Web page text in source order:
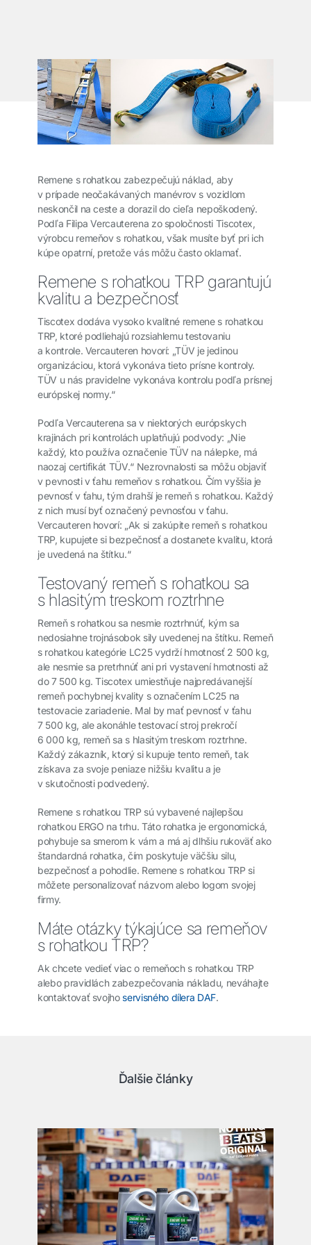
Remene s rohatkou zabezpečujú náklad, aby
v prípade neočakávaných manévrov s vozidlom
neskončil na ceste a dorazil do cieľa nepoškodený.
Podľa Filipa Vercauterena zo spoločnosti Tiscotex,
výrobcu remeňov s rohatkou, však musíte byť pri ich
kúpe opatrní, pretože vás môžu často oklamať.
Remene s rohatkou TRP garantujú
kvalitu a bezpečnosť
Tiscotex dodáva vysoko kvalitné remene s rohatkou
TRP, ktoré podliehajú rozsiahlemu testovaniu
a kontrole. Vercauteren hovorí: „TÜV je jedinou
organizáciou, ktorá vykonáva tieto prísne kontroly.
TÜV u nás pravidelne vykonáva kontrolu podľa prísnej
európskej normy.“
Podľa Vercauterena sa v niektorých európskych
krajinách pri kontrolách uplatňujú podvody: „Nie
každý, kto používa označenie TÜV na nálepke, má
naozaj certifikát TÜV.“ Nezrovnalosti sa môžu objaviť
v pevnosti v ťahu remeňov s rohatkou. Čím vyššia je
pevnosť v ťahu, tým drahší je remeň s rohatkou. Každý
z nich musí byť označený pevnosťou v ťahu.
Vercauteren hovorí: „Ak si zakúpite remeň s rohatkou
TRP, kupujete si bezpečnosť a dostanete kvalitu, ktorá
je uvedená na štítku.“
Testovaný remeň s rohatkou sa
s hlasitým treskom roztrhne
Remeň s rohatkou sa nesmie roztrhnúť, kým sa
nedosiahne trojnásobok sily uvedenej na štítku. Remeň
s rohatkou kategórie LC25 vydrží hmotnosť 2 500 kg,
ale nesmie sa pretrhnúť ani pri vystavení hmotnosti až
do 7 500 kg. Tiscotex umiestňuje najpredávanejší
remeň pochybnej kvality s označením LC25 na
testovacie zariadenie. Mal by mať pevnosť v ťahu
7 500 kg, ale akonáhle testovací stroj prekročí
6 000 kg, remeň sa s hlasitým treskom roztrhne.
Každý zákazník, ktorý si kupuje tento remeň, tak
získava za svoje peniaze nižšiu kvalitu a je
v skutočnosti podvedený.
Remene s rohatkou TRP sú vybavené najlepšou
rohatkou ERGO na trhu. Táto rohatka je ergonomická,
pohybuje sa smerom k vám a má aj dlhšiu rukoväť ako
štandardná rohatka, čím poskytuje väčšiu silu,
bezpečnosť a pohodlie. Remene s rohatkou TRP si
môžete personalizovať názvom alebo logom svojej
firmy.
Máte otázky týkajúce sa remeňov
s rohatkou TRP?
Ak chcete vedieť viac o remeňoch s rohatkou TRP
alebo pravidlách zabezpečovania nákladu, neváhajte
kontaktovať svojho servisného dílera DAF.
Ďalšie články